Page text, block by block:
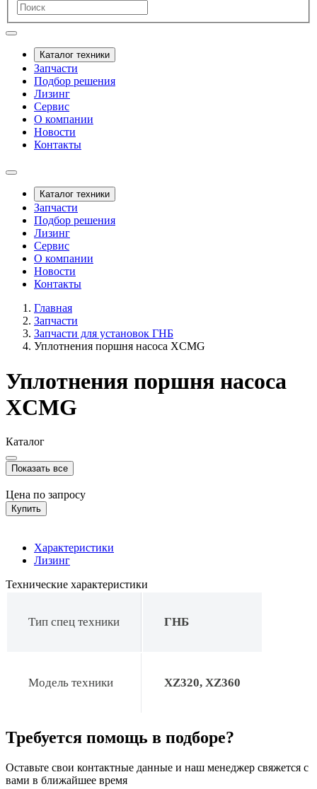
Каталог техники
Запчасти
Подбор решения
Лизинг
Сервис
О компании
Новости
Контакты
Каталог техники
Запчасти
Подбор решения
Лизинг
Сервис
О компании
Новости
Контакты
Главная
Запчасти
Запчасти для установок ГНБ
Уплотнения поршня насоса XCMG
Уплотнения поршня насоса
XCMG
Каталог
Показать все
Цена по запросу
Купить
Характеристики
Лизинг
Технические характеристики
Тип спец техники ГНБ
Модель техники XZ320, XZ360
Требуется помощь в подборе?
Оставьте свои контактные данные и наш менеджер свяжется с
вами в ближайшее время